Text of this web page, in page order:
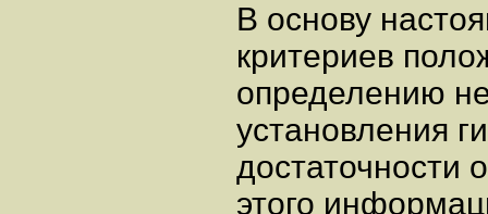
В основу
критериев
определению
установления
достаточности
этого